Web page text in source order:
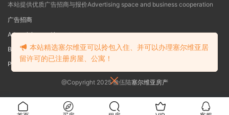
本站提供优质广告招商与报价Advertising space and business cooperation
广告招商
Advertising and investment
Business Cooperation
Poslovna saradnja
@Copyright 2025 叁伍陆塞尔维亚房产
本站精选塞尔维亚可以拎包入住、并可以办理塞尔维亚居
留许可的已注册房屋、公寓！